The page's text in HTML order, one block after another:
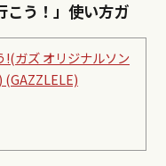
!(ガズ オリジナルソン
(GAZZLELE)